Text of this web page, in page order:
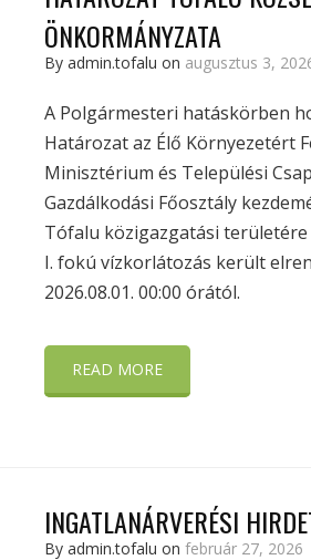
ÖNKORMÁNYZATA
By admin.tofalu on augusztus 3,
A Polgármesteri hatáskörben
Határozat az Élő Környezetért
Minisztérium és Települési
Gazdálkodási Főosztály
Tófalu közigazgatási
I. fokú vízkorlátozás került
2026.08.01. 00:00 órától.
READ MORE
INGATLANÁRVERÉSI
By admin.tofalu on február 27, 2026